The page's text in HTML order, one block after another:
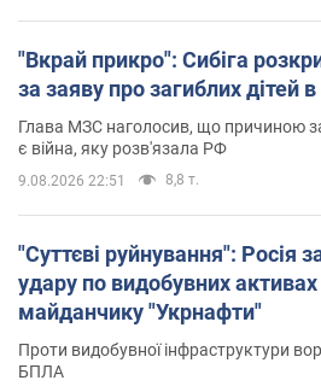
"Вкрай прикро": Сибіга
за заяву про загиблих дітей в
Глава МЗС наголосив, що причиною
є війна, яку розв'язала РФ
9.08.2026 22:51 8,8 т.
"Суттєві руйнування": Росія
удару по видобувних
майданчику "Укрнафти"
Проти видобувної інфраструктури
БПЛА